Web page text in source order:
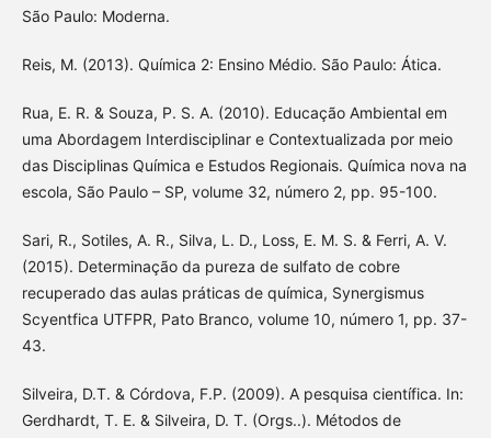
São Paulo: Moderna.
Reis, M. (2013). Química 2: Ensino Médio. São Paulo: Ática.
Rua, E. R. & Souza, P. S. A. (2010). Educação Ambiental em
uma Abordagem Interdisciplinar e Contextualizada por meio
das Disciplinas Química e Estudos Regionais. Química nova na
escola, São Paulo – SP, volume 32, número 2, pp. 95-100.
Sari, R., Sotiles, A. R., Silva, L. D., Loss, E. M. S. & Ferri, A. V.
(2015). Determinação da pureza de sulfato de cobre
recuperado das aulas práticas de química, Synergismus
Scyentfica UTFPR, Pato Branco, volume 10, número 1, pp. 37-
43.
Silveira, D.T. & Córdova, F.P. (2009). A pesquisa científica. In:
Gerdhardt, T. E. & Silveira, D. T. (Orgs..). Métodos de